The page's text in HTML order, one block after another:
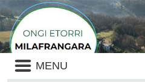
Liste
des
avertissements
MENU